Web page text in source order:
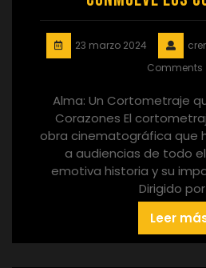
23 marzo 2024
Comments
Alma: Un Cortometraje
Corazones El
obra cinematográfica que
a audiencias de todo
emotiva historia y su
Dirigido
Leer